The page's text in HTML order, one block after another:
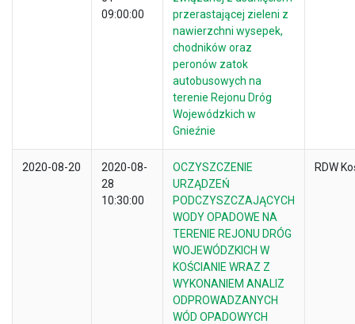
09:00:00
przerastającej zieleni z
nawierzchni wysepek,
chodników oraz
peronów zatok
autobusowych na
terenie Rejonu Dróg
Wojewódzkich w
Gnieźnie
2020-08-20
2020-08-
28
10:30:00
OCZYSZCZENIE
URZĄDZEŃ
PODCZYSZCZAJĄCYCH
WODY OPADOWE NA
TERENIE REJONU DRÓG
WOJEWÓDZKICH W
KOŚCIANIE WRAZ Z
WYKONANIEM ANALIZ
ODPROWADZANYCH
WÓD OPADOWYCH
RDW